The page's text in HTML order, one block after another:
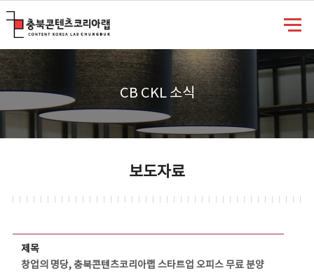
CB CKL 소식
보도자료
제목
창업의 명당, 충북콘텐츠코리아랩 스타트업 오피스 무료 분양